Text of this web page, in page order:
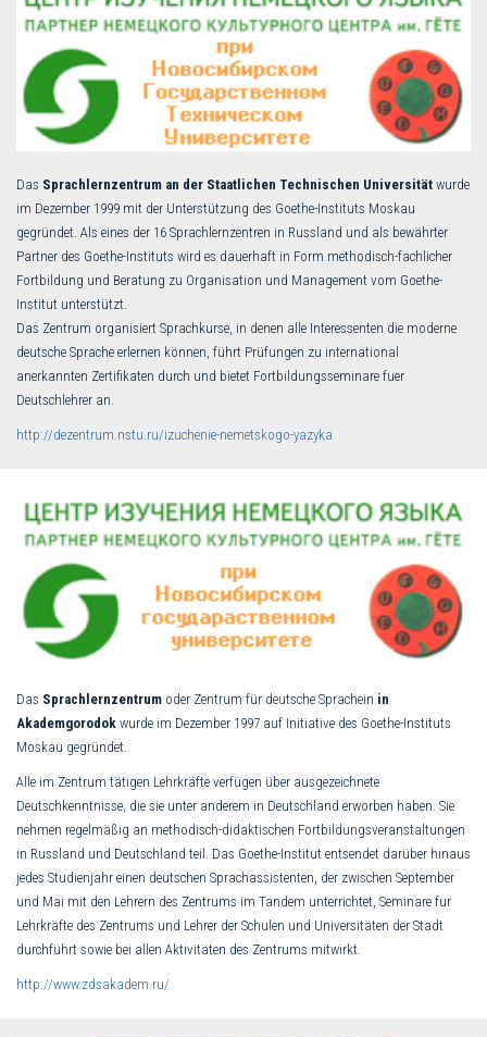
Das Sprachlernzentrum an der Staatlichen Technischen Universität wurde
im Dezember 1999 mit der Unterstützung des Goethe-Instituts Moskau
gegründet. Als eines der 16 Sprachlernzentren in Russland und als bewährter
Partner des Goethe-Instituts wird es dauerhaft in Form methodisch-fachlicher
Fortbildung und Beratung zu Organisation und Management vom Goethe-
Institut unterstützt.
Das Zentrum organisiert Sprachkurse, in denen alle Interessenten die moderne
deutsche Sprache erlernen können, führt Prüfungen zu international
anerkannten Zertifikaten durch und bietet Fortbildungsseminare fuer
Deutschlehrer an.
http://dezentrum.nstu.ru/izuchenie-nemetskogo-yazyka
Das Sprachlernzentrum oder Zentrum für deutsche Sprachein in
Akademgorodok wurde im Dezember 1997 auf Initiative des Goethe-Instituts
Moskau gegründet.
Alle im Zentrum tätigen Lehrkräfte verfügen über ausgezeichnete
Deutschkenntnisse, die sie unter anderem in Deutschland erworben haben. Sie
nehmen regelmäßig an methodisch-didaktischen Fortbildungsveranstaltungen
in Russland und Deutschland teil. Das Goethe-Institut entsendet darüber hinaus
jedes Studienjahr einen deutschen Sprachassistenten, der zwischen September
und Mai mit den Lehrern des Zentrums im Tandem unterrichtet, Seminare fur
Lehrkräfte des Zentrums und Lehrer der Schulen und Universitäten der Stadt
durchführt sowie bei allen Aktivitäten des Zentrums mitwirkt.
http://www.zdsakadem.ru/